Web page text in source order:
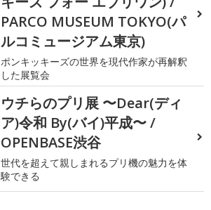
PARCO MUSEUM TOKYO(パ
ルコミュージアム東京)
ポンキッキーズの世界を現代作家が再解釈
した展覧会
ウチらのプリ展 〜Dear(ディ
ア)令和 By(バイ)平成〜 /
OPENBASE渋谷
世代を超えて親しまれるプリ機の魅力を体
験できる